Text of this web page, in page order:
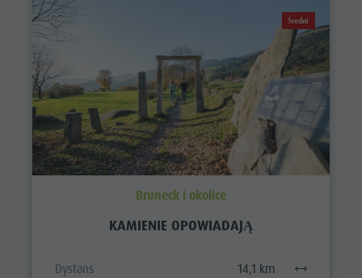
Średni
Bruneck i okolice
KAMIENIE OPOWIADAJĄ
Dystans 14,1 km